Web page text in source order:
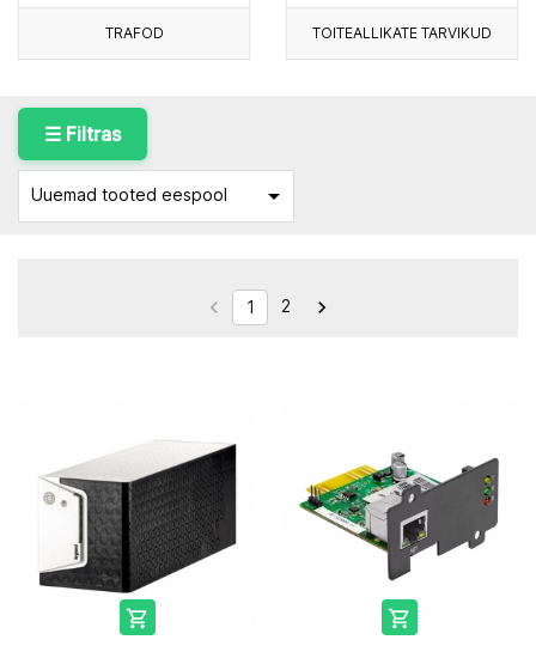
TRAFOD TOITEALLIKATE TARVIKUD
☰ Filtras
Uuemad tooted eespool 
 1 2 
 